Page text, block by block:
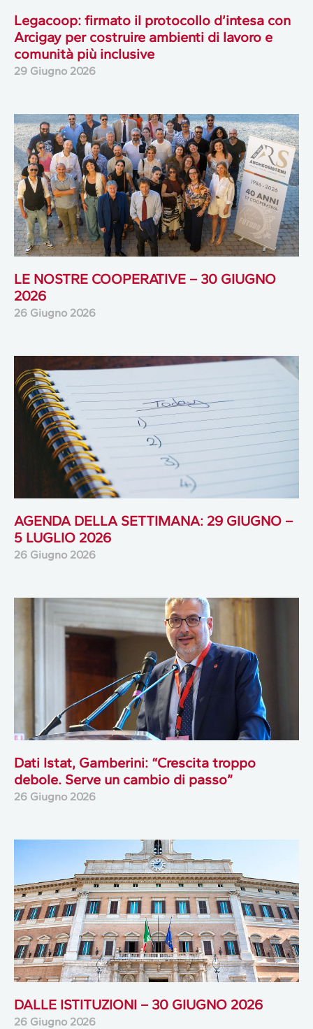
Legacoop: firmato il protocollo d’intesa con
Arcigay per costruire ambienti di lavoro e
comunità più inclusive
29 Giugno 2026
LE NOSTRE COOPERATIVE – 30 GIUGNO
2026
26 Giugno 2026
AGENDA DELLA SETTIMANA: 29 GIUGNO –
5 LUGLIO 2026
26 Giugno 2026
Dati Istat, Gamberini: “Crescita troppo
debole. Serve un cambio di passo”
26 Giugno 2026
DALLE ISTITUZIONI – 30 GIUGNO 2026
26 Giugno 2026